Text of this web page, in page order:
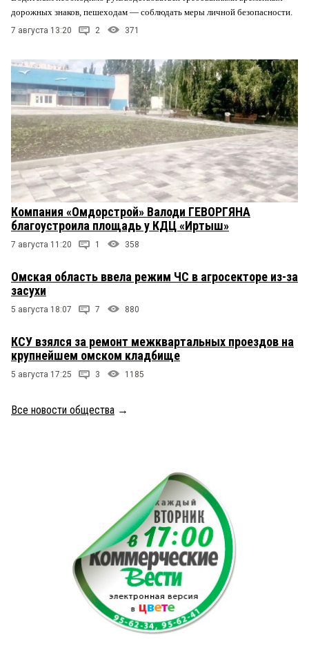
дорожных знаков, пешеходам — соблюдать меры личной безопасности.
7 августа 13:20 2 371
Компания «Омдорстрой» Валоди ГЕВОРГЯНА
благоустроила площадь у КДЦ «Иртыш»
7 августа 11:20 1 358
Омская область ввела режим ЧС в агросекторе из-за
засухи
5 августа 18:07 7 880
КСУ взялся за ремонт межквартальных проездов на
крупнейшем омском кладбище
5 августа 17:25 3 1185
Все новости общества →